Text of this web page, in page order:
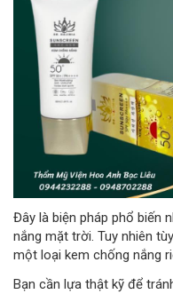
Đây là biện pháp phổ biến
nắng mặt trời. Tuy nhiên
một loại kem chống nắng
Bạn cần lựa thật kỹ để